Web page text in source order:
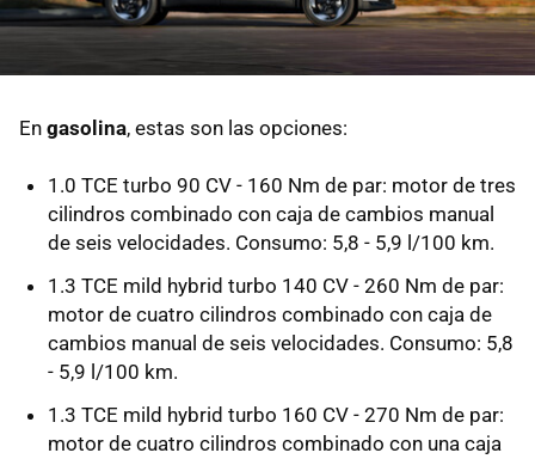
En gasolina, estas son las opciones:
1.0 TCE turbo 90 CV - 160 Nm de par: motor de tres
cilindros combinado con caja de cambios manual
de seis velocidades. Consumo: 5,8 - 5,9 l/100 km.
1.3 TCE mild hybrid turbo 140 CV - 260 Nm de par:
motor de cuatro cilindros combinado con caja de
cambios manual de seis velocidades. Consumo: 5,8
- 5,9 l/100 km.
1.3 TCE mild hybrid turbo 160 CV - 270 Nm de par:
motor de cuatro cilindros combinado con una caja